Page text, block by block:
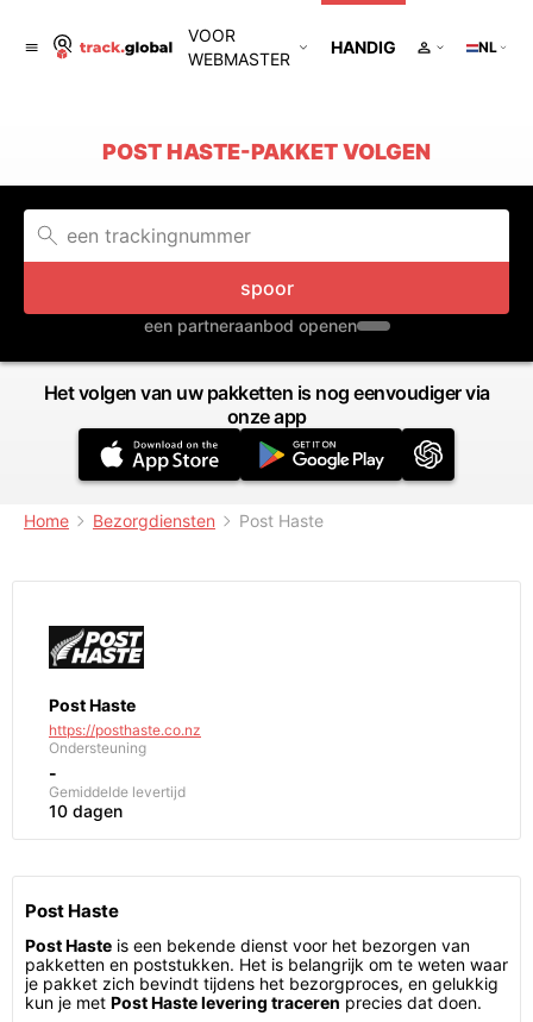
VOOR
WEBMASTER
HANDIG NL
POST HASTE-PAKKET VOLGEN
spoor
een partneraanbod openen
Het volgen van uw pakketten is nog eenvoudiger via
onze app
Home Bezorgdiensten Post Haste
Post Haste
https://posthaste.co.nz
Ondersteuning
-
Gemiddelde levertijd
10 dagen
Post Haste
Post Haste is een bekende dienst voor het bezorgen van
pakketten en poststukken. Het is belangrijk om te weten waar
je pakket zich bevindt tijdens het bezorgproces, en gelukkig
kun je met Post Haste levering traceren precies dat doen.